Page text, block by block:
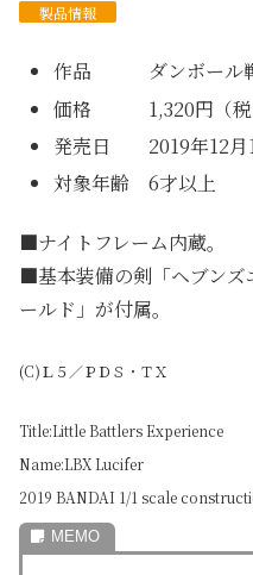
製品情報
作品 ダンボール
価格 1,320円（税
発売日 2019年12月
対象年齢 6才以上
■ナイトフレーム内蔵。
■基本装備の剣「ヘブンズ
ールド」が付属。
(C)Ｌ５／ＰＤＳ・ＴＸ
Title:Little Battlers Experience
Name:LBX Lucifer
2019 BANDAI 1/1 scale